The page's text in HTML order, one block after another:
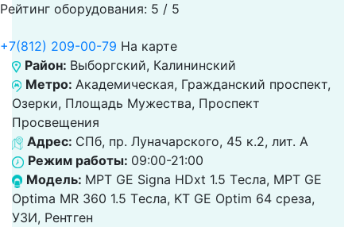
Рейтинг оборудования: 5 / 5
+7(812) 209-00-79 На карте
Район: Выборгский, Калининский
Метро: Академическая, Гражданский проспект,
Озерки, Площадь Мужества, Проспект
Просвещения
Адрес: СПб, пр. Луначарского, 45 к.2, лит. А
Режим работы: 09:00-21:00
Модель: МРТ GE Signa HDxt 1.5 Tесла, МРТ GE
Optima MR 360 1.5 Tесла, KT GE Optim 64 среза,
УЗИ, Рентген